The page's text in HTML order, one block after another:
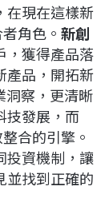
在現在這樣新
角色。 新創
，獲得產品落
產品，開拓新
洞察，更清晰
技發展，而
合的引擎。
投資機制，讓
並找到正確的